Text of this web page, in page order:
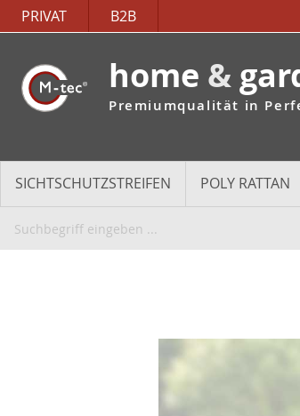
PRIVAT B2B
home &
Premiumqualität in
SICHTSCHUTZSTREIFEN POLY RATTAN